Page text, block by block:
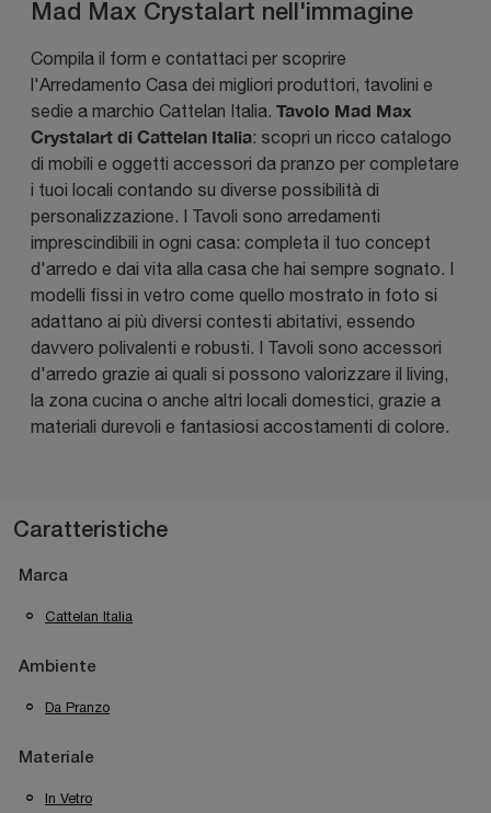
Mad Max Crystalart nell'immagine
Compila il form e contattaci per scoprire
l'Arredamento Casa dei migliori produttori, tavolini e
sedie a marchio Cattelan Italia. Tavolo Mad Max
Crystalart di Cattelan Italia: scopri un ricco catalogo
di mobili e oggetti accessori da pranzo per completare
i tuoi locali contando su diverse possibilità di
personalizzazione. I Tavoli sono arredamenti
imprescindibili in ogni casa: completa il tuo concept
d'arredo e dai vita alla casa che hai sempre sognato. I
modelli fissi in vetro come quello mostrato in foto si
adattano ai più diversi contesti abitativi, essendo
davvero polivalenti e robusti. I Tavoli sono accessori
d'arredo grazie ai quali si possono valorizzare il living,
la zona cucina o anche altri locali domestici, grazie a
materiali durevoli e fantasiosi accostamenti di colore.
Caratteristiche
Marca
Cattelan Italia
Ambiente
Da Pranzo
Materiale
In Vetro